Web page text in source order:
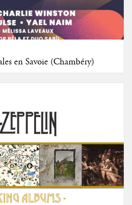
en Savoie (Chambéry)